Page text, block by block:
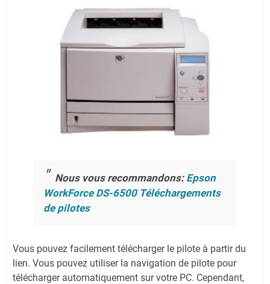
Nous vous recommandons: Epson
WorkForce DS-6500 Téléchargements
de pilotes
Vous pouvez facilement télécharger le pilote à partir du
lien. Vous pouvez utiliser la navigation de pilote pour
télécharger automatiquement sur votre PC. Cependant,